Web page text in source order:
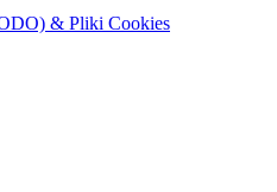
& Pliki Cookies